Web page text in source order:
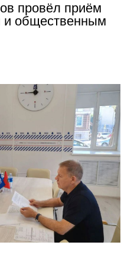
провёл приём
и общественным